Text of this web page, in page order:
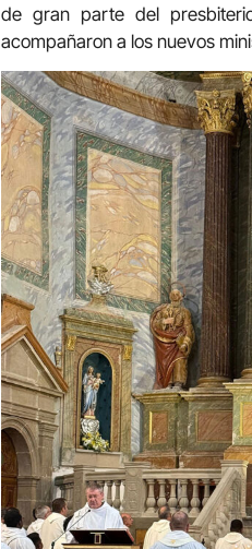
de gran parte del
acompañaron a los nuevos